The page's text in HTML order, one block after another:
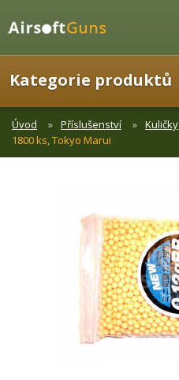
Kategorie produktů
Úvod Příslušenství Kuličky
1800 ks, Tokyo Marui